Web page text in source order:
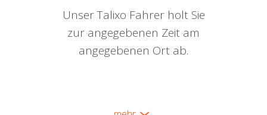
Unser Talixo Fahrer holt Sie
zur angegebenen Zeit am
angegebenen Ort ab.